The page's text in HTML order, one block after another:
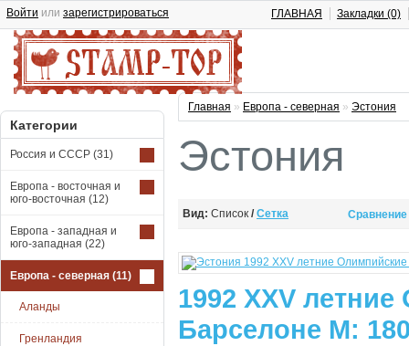
Войти или зарегистрироваться ГЛАВНАЯ Закладки (0)
Категории
Россия и СССР (31)
Европа - восточная и
юго-восточная (12)
Европа - западная и
юго-западная (22)
Европа - северная (11)
Аланды
Гренландия
Главная » Европа - северная » Эстония
Эстония
Вид: Список / Сетка Сравнение
1992 XXV
Барселоне М: